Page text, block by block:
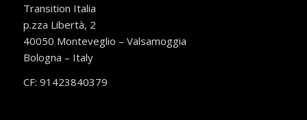
Transition Italia
p.zza Libertà, 2
40050 Monteveglio – Valsamoggia
Bologna – Italy
CF: 91423840379